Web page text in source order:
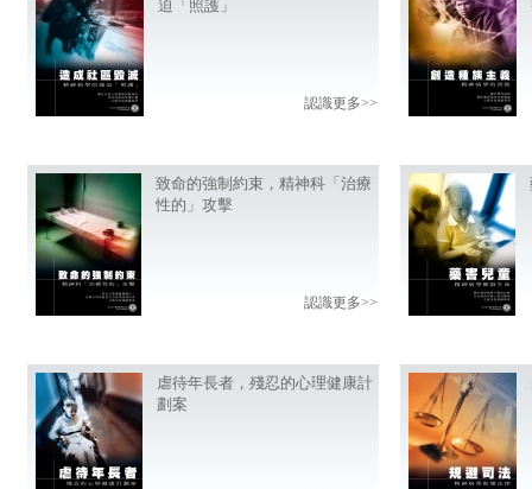
迫「照護」
認識更多>>
致命的強制約束，精神科「治療
性的」攻擊
認識更多>>
虐待年長者，殘忍的心理健康計
劃案